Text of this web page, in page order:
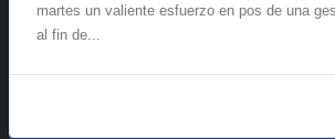
martes un valiente esfuerzo en pos de una
al fin de...